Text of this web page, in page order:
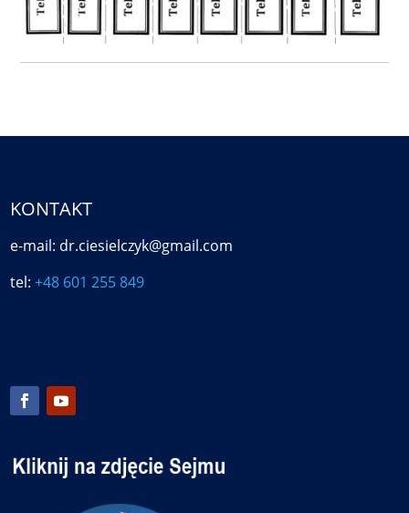
KONTAKT
e-mail: dr.ciesielczyk@gmail.com
tel:+48 601 255 849